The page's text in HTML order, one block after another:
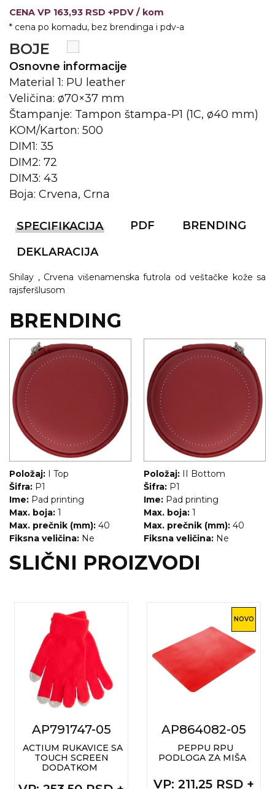
KOŠULJE
UNIFORME
STRETCH TOPS
SUBLIMACIJA
CRICKET UPALJAČI
ŠIBICA
JAKNE I PRSLUCI
HYGIENIC KOLEKCIJA
OKOVRATNE ID TRAKICE
PRIBOR ZA PISANJE
NARUKVICE ZA ŽURKE I
DOGAĐAJE
ID PLOČICA
TERMOSI
BOCE
TEHNOLOGIJA
KANCELARIJA
KUĆNI SETOVI
OLOVKE
PRIVESCI & ALATI
TORBE & PUTOVANJE
TEKSTIL
RADNA OPREMA
CENA VP 163,93 RSD +PDV / kom
* cena po komadu, bez brendinga i pdv-a
BOJE
Osnovne informacije
Material 1: PU leather
Veličina: ø70×37 mm
Štampanje: Tampon štampa-P1 (1C, ø40 mm)
KOM/Karton: 500
DIM1: 35
DIM2: 72
DIM3: 43
Boja: Crvena, Crna
SPECIFIKACIJA PDF
BRENDING
DEKLARACIJA
Shilay , Crvena višenamenska futrola od veštačke kože sa
rajsferšlusom
BRENDING
Položaj: I Top
Šifra: P1
Ime: Pad printing
Max. boja: 1
Max. prečnik (mm): 40
Fiksna veličina: Ne
Položaj: II Bottom
Šifra: P1
Ime: Pad printing
Max. boja: 1
Max. prečnik (mm): 40
Fiksna veličina: Ne
SLIČNI PROIZVODI
AP791747-05
ACTIUM RUKAVICE SA
TOUCH SCREEN
DODATKOM
NOVO
AP864082-05
PEPPU RPU
PODLOGA ZA MIŠA
VP: 211,25 RSD +